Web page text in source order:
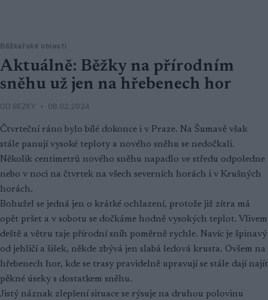
Běžkařské oblasti
Aktuálně: Běžky na přírodním
sněhu už jen na hřebenech hor
OD BEZKY 08.02.2024
Čtvrteční ráno bylo bílé dokonce i v Praze. Na Šumavě však
stále panují vysoké teploty a nového sněhu se nedočkali.
Několik centimetrů nového sněhu napadlo ve středu odpoledne
nebo v noci na čtvrtek na všech severních horách i v Krušných
horách.
Bohužel se jedná jen o krátké ochlazení, protože již zítra má
opět pršet a v sobotu se dočkáme hodně vysokých teplot. Vlivem
deště a větru taje přírodní sníh poměrně rychle. Navíc je špinavý
od jehličí a šišek, někde zbývá jen slabá ledová krusta. Ovšem na
hřebenech hor, kde se trasy pravidelně upravují se stále dají najít
pěkné úseky s dostatkem sněhu.
Jistý náznak zlepšení situace se rýsuje na druhou polovinu